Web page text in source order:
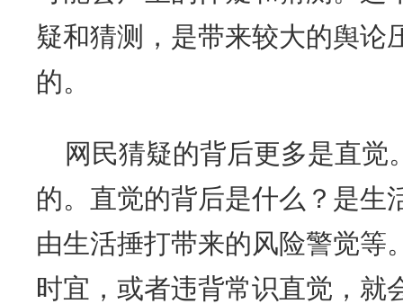
疑和猜测，是带来较大的舆论
的。
网民猜疑的背后更多是直觉
的。直觉的背后是什么？是生
由生活捶打带来的风险警觉等
时宜，或者违背常识直觉，就